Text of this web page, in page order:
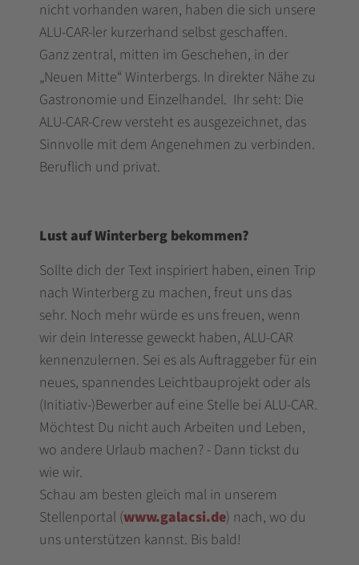
nicht vorhanden waren, haben die sich unsere
ALU-CAR-ler kurzerhand selbst geschaffen.
Ganz zentral, mitten im Geschehen, in der
„Neuen Mitte“ Winterbergs. In direkter Nähe zu
Gastronomie und Einzelhandel. Ihr seht: Die
ALU-CAR-Crew versteht es ausgezeichnet, das
Sinnvolle mit dem Angenehmen zu verbinden.
Beruflich und privat.
Lust auf Winterberg bekommen?
Sollte dich der Text inspiriert haben, einen Trip
nach Winterberg zu machen, freut uns das
sehr. Noch mehr würde es uns freuen, wenn
wir dein Interesse geweckt haben, ALU-CAR
kennenzulernen. Sei es als Auftraggeber für ein
neues, spannendes Leichtbauprojekt oder als
(Initiativ-)Bewerber auf eine Stelle bei ALU-CAR.
Möchtest Du nicht auch Arbeiten und Leben,
wo andere Urlaub machen? - Dann tickst du
wie wir.
Schau am besten gleich mal in unserem
Stellenportal (www.galacsi.de) nach, wo du
uns unterstützen kannst. Bis bald!